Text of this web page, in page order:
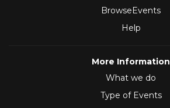
BrowseEvents
Help
More Information
What we do
Type of Events